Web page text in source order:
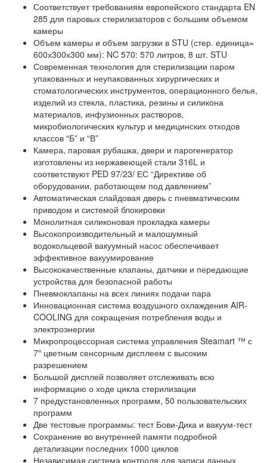
Соответствует требованиям европейского стандарта EN
285 для паровых стерилизаторов с большим объемом
камеры
Объем камеры и объем загрузки в STU (стер. единица=
600х300х300 мм): NC 570: 570 литров, 8 шт. STU
Современная технология для стерилизации паром
упакованных и неупакованных хирургических и
стоматологических инструментов, операционного белья,
изделий из стекла, пластика, резины и силикона
материалов, инфузионных растворов,
микробиологических культур и медицинских отходов
классов “Б” и “В”
Камера, паровая рубашка, двери и парогенератор
изготовлены из нержавеющей стали 316L и
соответствуют PED 97/23/ ЕС “Директиве об
оборудовании, работающем под давлением”
Автоматическая слайдовая дверь с пневматическим
приводом и системой блокировки
Монолитная силиконовая прокладка камеры
Высокопроизводительный и малошумный
водокольцевой вакуумный насос обеспечивает
эффективное вакуумирование
Высококачественные клапаны, датчики и передающие
устройства для безопасной работы
Пневмоклапаны на всех линиях подачи пара
Инновационная система воздушного охлаждения AIR-
COOLING для сокращения потребления воды и
электроэнергии
Микропроцессорная система управления Steamart ™ с
7″ цветным сенсорным дисплеем с высоким
разрешением
Большой дисплей позволяет отслеживать всю
информацию о ходе цикла стерилизации
7 предустановленных программ, 50 пользовательских
программ
Две тестовые программы: тест Бови-Дика и вакуум-тест
Сохранение во внутренней памяти подробной
детализации последних 1000 циклов
Независимая система контроля для записи данных